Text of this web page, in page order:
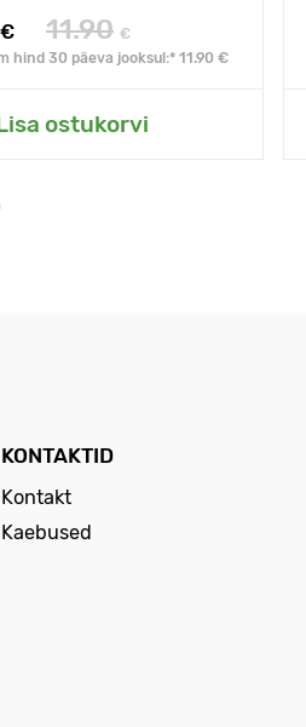
€ 11.90 €
hind 30 päeva jooksul:* 11.90 €
ostukorvi
KONTAKTID
Kontakt
Kaebused